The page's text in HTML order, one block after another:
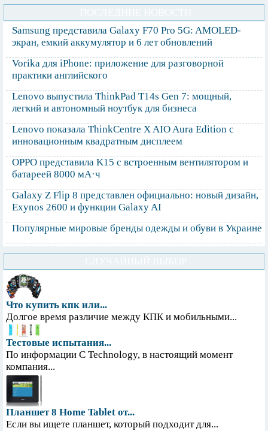
Samsung представила Galaxy F70 Pro 5G: AMOLED-
экран, емкий аккумулятор и 6 лет обновлений
Vorika для iPhone: приложение для разговорной
практики английского
Lenovo выпустила ThinkPad T14s Gen 7: мощный,
легкий и автономный ноутбук для бизнеса
Lenovo показала ThinkCentre X AIO Aura Edition с
инновационным квадратным дисплеем
OPPO представила K15 с встроенным вентилятором и
батареей 8000 мА·ч
Galaxy Z Flip 8 представлен официально: новый дизайн,
Exynos 2600 и функции Galaxy AI
Популярные мировые бренды одежды и обуви в Украине
Что купить кпк или...
Долгое время различие между КПК и мобильными...
Тестовые испытания...
По информации С Technology, в настоящий момент
компания...
Планшет 8 Home Tablet от...
Если вы ищете планшет, который подходит для...